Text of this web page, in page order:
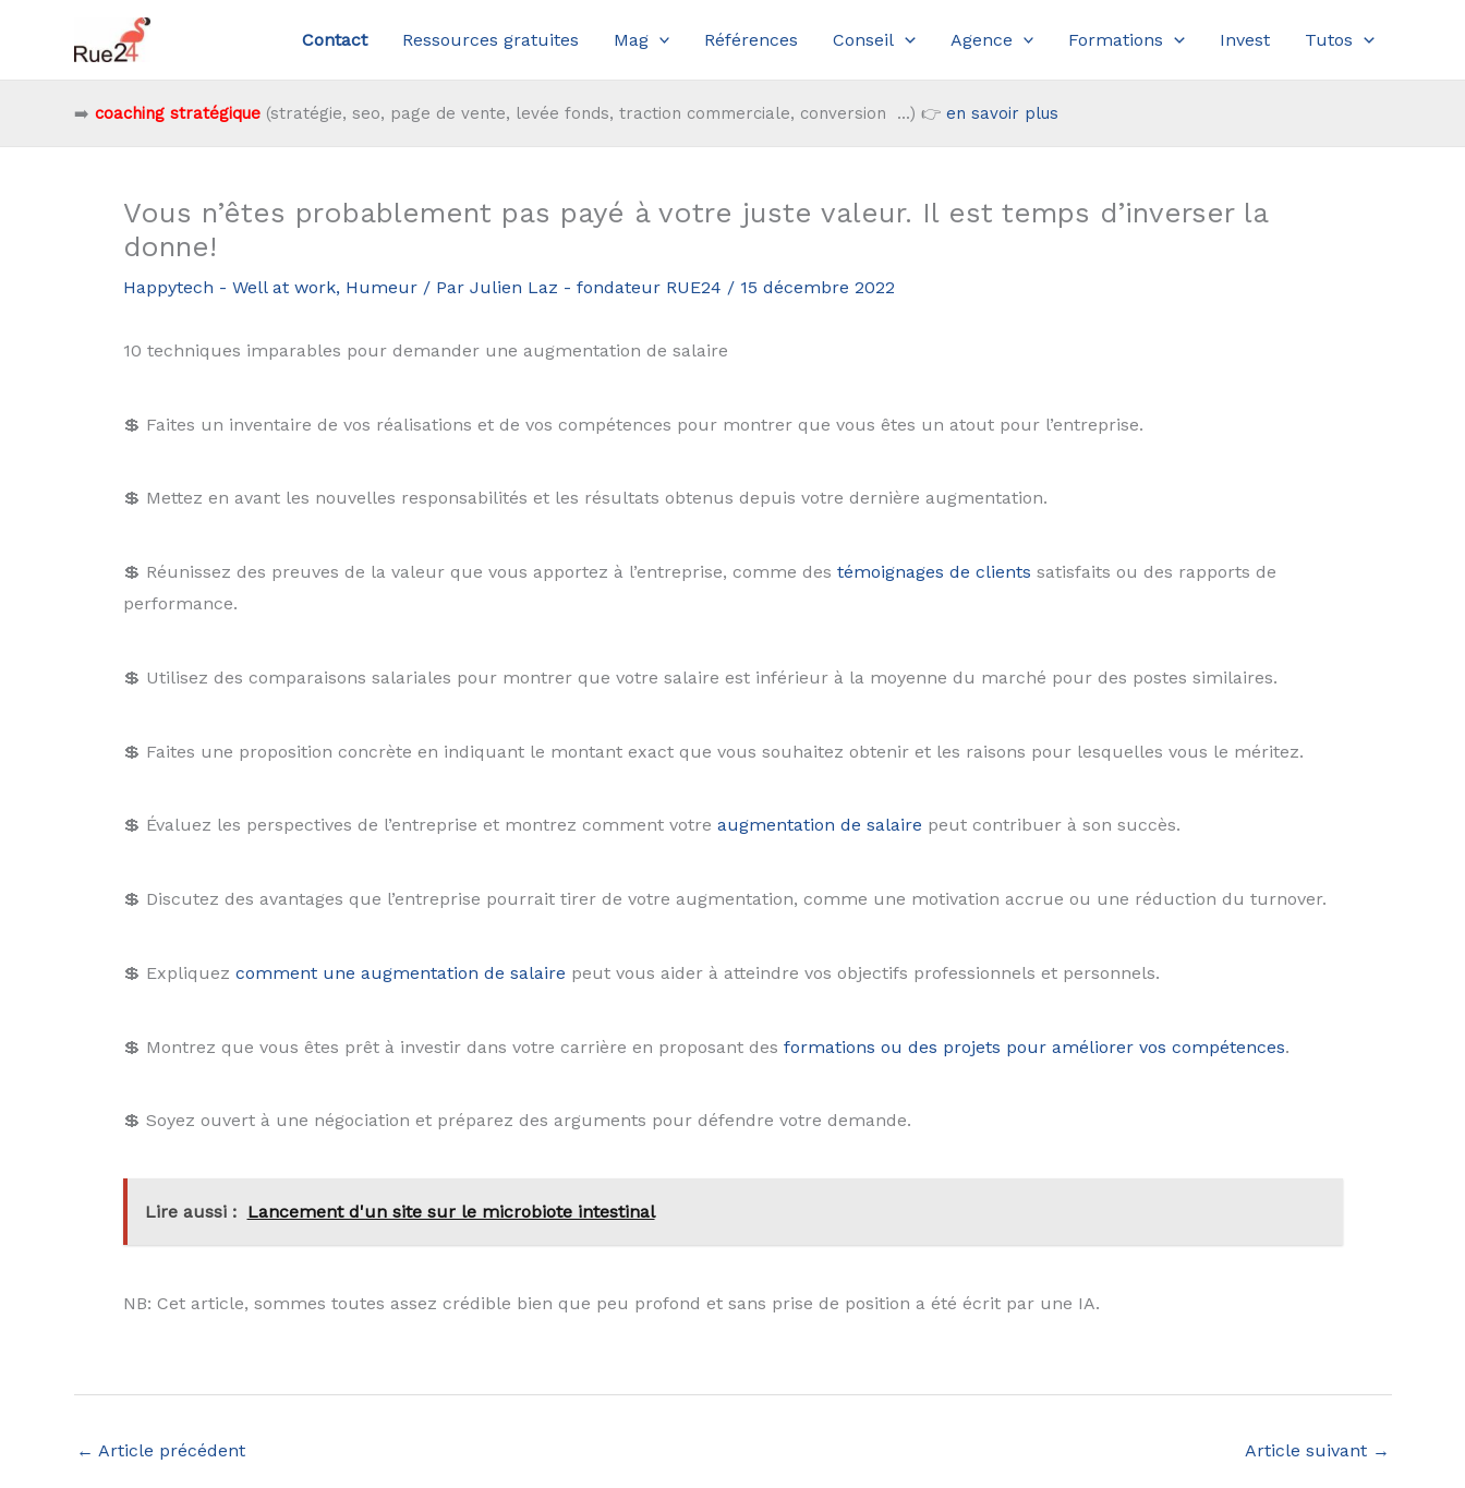
contenu
Contact Ressources gratuites Mag Références Conseil Agence Formations Invest Tutos
➡️ coaching stratégique(stratégie, seo, page de vente, levée fonds, traction commerciale, conversion ...) 👉 en savoir plus
Vous n’êtes probablement pas payé à votre juste valeur. Il est temps d’inverser la
donne!
Happytech - Well at work, Humeur/ Par Julien Laz - fondateur RUE24 / 15 décembre 2022
10 techniques imparables pour demander une augmentation de salaire
💲 Faites un inventaire de vos réalisations et de vos compétences pour montrer que vous êtes un atout pour l’entreprise.
💲 Mettez en avant les nouvelles responsabilités et les résultats obtenus depuis votre dernière augmentation.
💲 Réunissez des preuves de la valeur que vous apportez à l’entreprise, comme des témoignages de clients satisfaits ou des rapports de
performance.
💲 Utilisez des comparaisons salariales pour montrer que votre salaire est inférieur à la moyenne du marché pour des postes similaires.
💲 Faites une proposition concrète en indiquant le montant exact que vous souhaitez obtenir et les raisons pour lesquelles vous le méritez.
💲 Évaluez les perspectives de l’entreprise et montrez comment votre augmentation de salaire peut contribuer à son succès.
💲 Discutez des avantages que l’entreprise pourrait tirer de votre augmentation, comme une motivation accrue ou une réduction du turnover.
💲 Expliquez comment une augmentation de salaire peut vous aider à atteindre vos objectifs professionnels et personnels.
💲 Montrez que vous êtes prêt à investir dans votre carrière en proposant des formations ou des projets pour améliorer vos compétences.
💲 Soyez ouvert à une négociation et préparez des arguments pour défendre votre demande.
Lire aussi : Lancement d'un site sur le microbiote intestinal
NB: Cet article, sommes toutes assez crédible bien que peu profond et sans prise de position a été écrit par une IA.
← Article précédent Article suivant →